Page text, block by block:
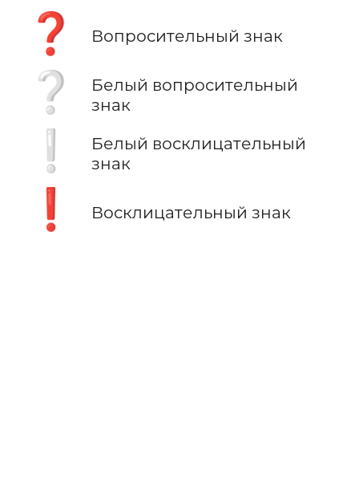
❓ Вопросительный знак
❔
Белый вопросительный
знак
❕
Белый восклицательный
знак
❗ Восклицательный знак